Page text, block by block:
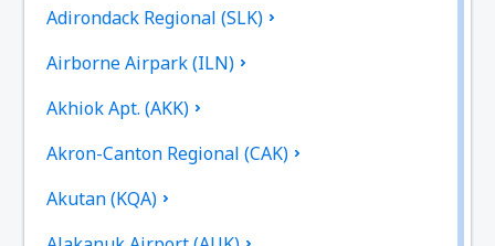
Adirondack Regional (SLK)
Airborne Airpark (ILN)
Akhiok Apt. (AKK)
Akron-Canton Regional (CAK)
Akutan (KQA)